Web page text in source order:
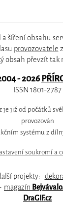
šíření obsahu
provozovatele
obsah převzít tak
- 2026
ISSN 1801-2787
je již od počátků
provozován
systému z
soukromí a
projekty:
magazín
DraGIF.cz